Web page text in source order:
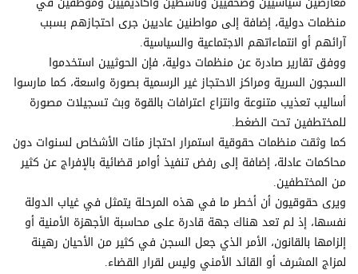
منظمات دولية، إضافة إلى مواطنين عاديين جرى احتجازهم بسبب
آرائهم أو انتماءاتهم الاجتماعية والسياسية.
ووفق تقارير صادرة عن منظمات دولية، فإن الحوثيين استخدموا
السجون السرية ومراكز الاحتجاز غير الرسمية بصورة واسعة، كما مارسوا
أساليب تعذيب متنوعة وانتزاع اعترافات بالقوة وبث تسجيلات مصورة
للمختطفين تحت الضغط.
كما وثقت منظمات حقوقية استمرار احتجاز مئات الأشخاص لسنوات دون
محاكمات عادلة، إضافة إلى رفض تنفيذ أوامر قضائية بالإفراج عن كثير
من المختطفين.
ويرى حقوقيون أن أخطر ما في هذه المرحلة يتمثل في غياب الدولة
نفسها، إذ لم تعد هناك جهة قادرة على محاسبة الأجهزة الأمنية أو
إلزامها بالقانون، الأمر الذي جعل السجن في كثير من الأحيان رهينة
لمزاج المشرف أو القائد الأمني وليس لقرار القضاء.